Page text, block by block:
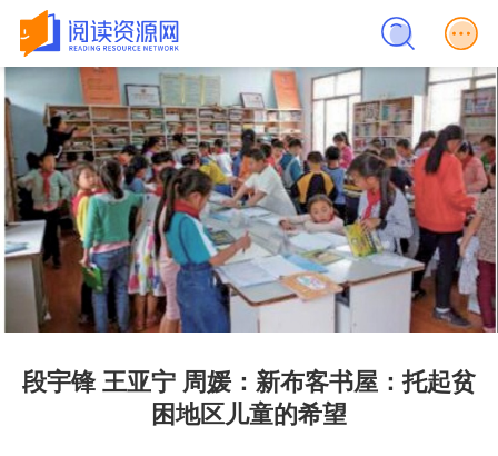
段宇锋 王亚宁 周媛：新布客书屋：托起贫
困地区儿童的希望